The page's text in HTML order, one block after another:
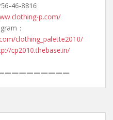
46-8816
p.com/
：
clothing_palette2010/
cp2010.thebase.in/